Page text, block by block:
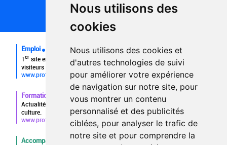
Nous utilisons des
cookies
Nous utilisons des cookies et
d'autres technologies de suivi
pour améliorer votre expérience
de navigation sur notre site, pour
vous montrer un contenu
personnalisé et des publicités
ciblées, pour analyser le trafic de
notre site et pour comprendre la
Plan du site
FAQ recruteurs
FAQ
Emploi
1er site emploi du secteur culturel 784.000 visites et 230.000
visiteurs uniques par mois.
www.profilculture.com
Formation
Actualités, guide et annuaire des formations aux métiers de la
culture.
www.profilculture-formation.com
Accompagnement professionnel